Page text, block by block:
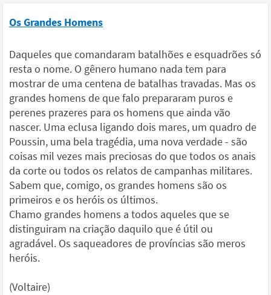
Os Grandes Homens
Daqueles que comandaram batalhões e esquadrões só
resta o nome. O gênero humano nada tem para
mostrar de uma centena de batalhas travadas. Mas os
grandes homens de que falo prepararam puros e
perenes prazeres para os homens que ainda vão
nascer. Uma eclusa ligando dois mares, um quadro de
Poussin, uma bela tragédia, uma nova verdade - são
coisas mil vezes mais preciosas do que todos os anais
da corte ou todos os relatos de campanhas militares.
Sabem que, comigo, os grandes homens são os
primeiros e os heróis os últimos.
Chamo grandes homens a todos aqueles que se
distinguiram na criação daquilo que é útil ou
agradável. Os saqueadores de províncias são meros
heróis.
(Voltaire)